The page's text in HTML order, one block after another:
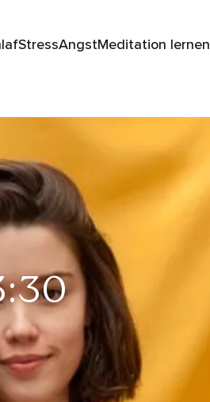
StressAngstMeditation lernen